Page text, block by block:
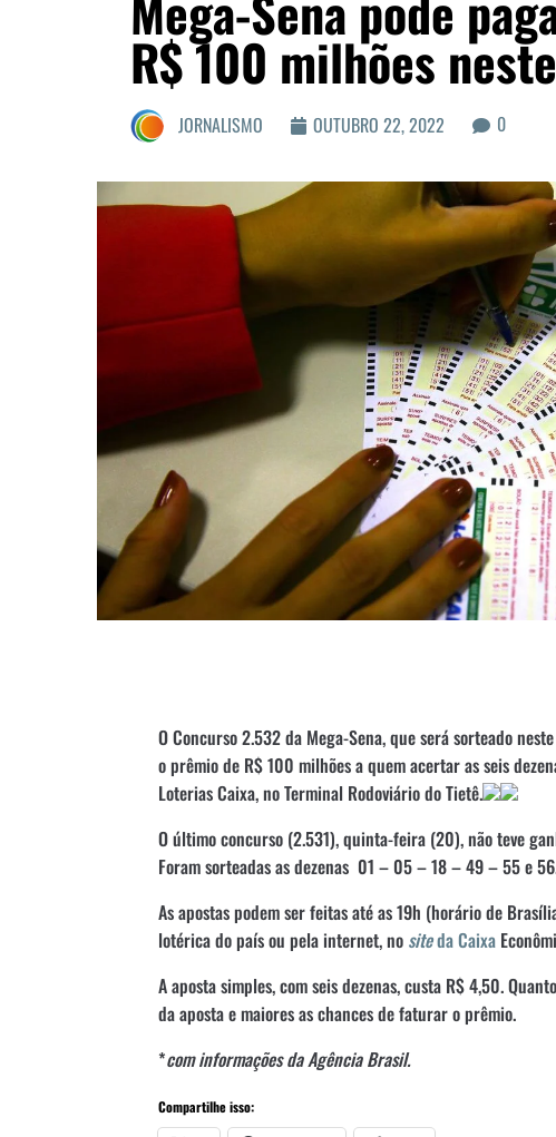
R$ 100 milhões
JORNALISMO OUTUBRO 22, 2022 0
O Concurso 2.532 da Mega-Sena, que será sorteado
o prêmio de R$ 100 milhões a quem acertar as seis
Loterias Caixa, no Terminal Rodoviário do Tietê.
O último concurso (2.531), quinta-feira (20), não teve
Foram sorteadas as dezenas 01 – 05 – 18 – 49 – 55 e
As apostas podem ser feitas até as 19h (horário de
lotérica do país ou pela internet, no siteda Caixa
A aposta simples, com seis dezenas, custa R$ 4,50.
da aposta e maiores as chances de faturar o prêmio.
*com informações da Agência Brasil.
Compartilhe isso: